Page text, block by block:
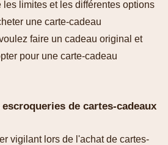
les limites et les différentes options
une carte-cadeau
faire un cadeau original et
pour une carte-cadeau
de cartes-cadeaux
vigilant lors de l'achat de cartes-